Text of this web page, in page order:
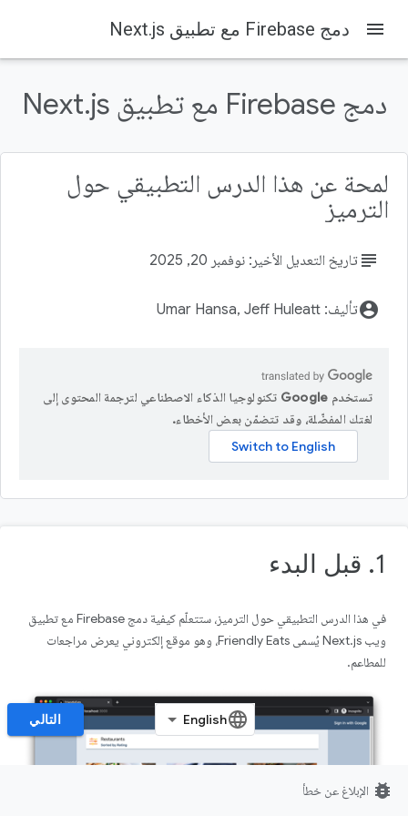
Firebase
Firebase Codelabs
1. قبل البدء
المتطلبات الأساسية
أهداف الدورة التعليمية
المتطلبات
2. إعداد بيئة التطوير ومستودع GitHub
menu دمج Firebase مع تطبيق Next.js
دمج Firebase مع تطبيق Next.js
لمحة عن هذا الدرس التطبيقي حول
الترميز
subject تاريخ التعديل الأخير: نوفمبر 20, 2025
account_circleتأليف: Umar Hansa, Jeff Huleatt
تستخدم Google تكنولوجيا الذكاء الاصطناعي لترجمة المحتوى إلى
لغتك المفضّلة، وقد تتضمّن بعض الأخطاء.
1. قبل البدء
في هذا الدرس التطبيقي حول الترميز، ستتعلّم كيفية دمج Firebase مع تطبيق
ويب Next.js يُسمى Friendly Eats، وهو موقع إلكتروني يعرض مراجعات
للمطاعم.
التالي
bug_report الإبلاغ عن خطأ